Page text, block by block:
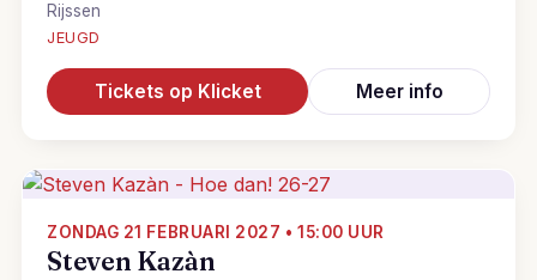
Rijssen
JEUGD
Tickets op Klicket Meer info
ZONDAG 21 FEBRUARI 2027 • 15:00 UUR
Steven Kazàn